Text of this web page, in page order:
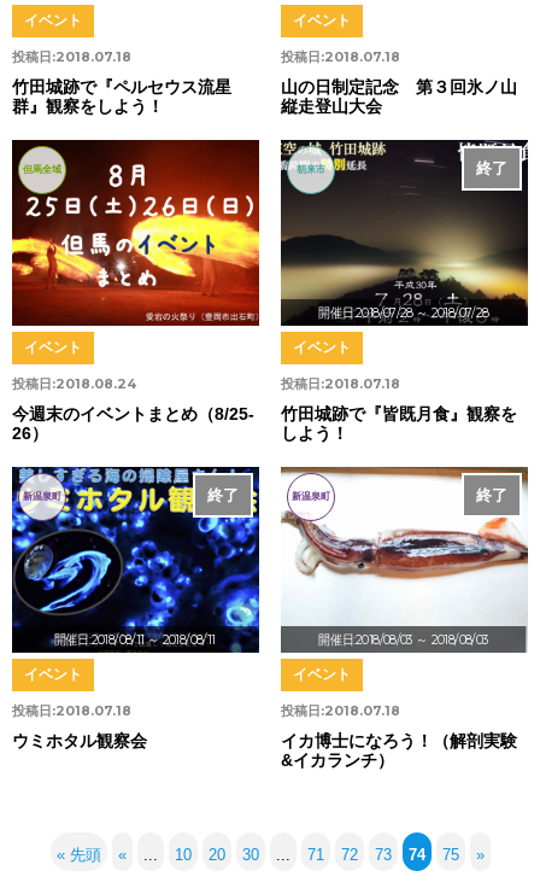
投稿日:2018.07.18
イベント
竹田城跡で『ペルセウス流星
群』観察をしよう！
投稿日:2018.07.18
イベント
山の日制定記念 第３回氷ノ山
縦走登山大会
但馬全域
投稿日:2018.08.24
イベント
今週末のイベントまとめ（8/25-
26）
開催日:2018/07/28～ 2018/07/28
終了
朝来市
投稿日:2018.07.18
イベント
竹田城跡で『皆既月食』観察を
しよう！
開催日:2018/08/11～ 2018/08/11
終了
新温泉町
投稿日:2018.07.18
イベント
ウミホタル観察会
開催日:2018/08/03 ～ 2018/08/03
終了
新温泉町
投稿日:2018.07.18
イベント
イカ博士になろう！（解剖実験
&イカランチ）
« 先頭 « 10 20 30 71 72 73 74 75 »